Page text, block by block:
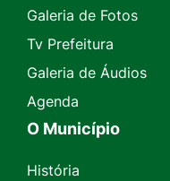
Galeria de Fotos
Tv Prefeitura
Galeria de Áudios
Agenda
O Município
História